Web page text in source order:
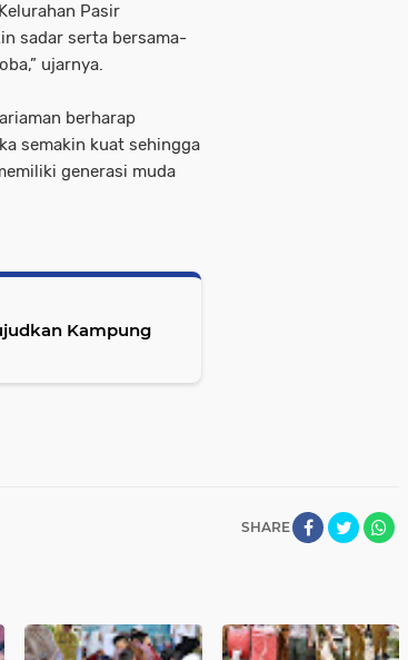
Pasir
sadar serta bersama-
ujarnya.
berharap
semakin kuat sehingga
generasi muda
Kampung
SHARE